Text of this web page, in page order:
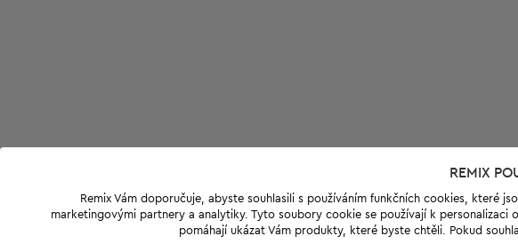
REMIX
Remix Vám doporučuje, abyste souhlasili s používáním funkčních cookies, které
marketingovými partnery a analytiky. Tyto soubory cookie se používají k
pomáhají ukázat Vám produkty, které byste chtěli. Pokud